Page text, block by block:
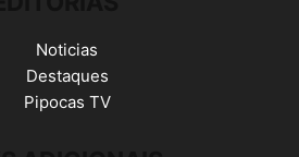
Noticias
Destaques
Pipocas TV